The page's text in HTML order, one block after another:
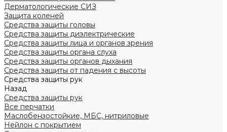
Дерматологические СИЗ
Защита коленей
Средства защиты головы
Средства защиты диэлектрические
Средства защиты лица и органов зрения
Средства защиты органа слуха
Средства защиты органов дыхания
Средства защиты от падения с высоты
Средства защиты рук
Назад
Средства защиты рук
Все перчатки
Маслобензостойкие, МБС, нитриловые
Нейлон с покрытием